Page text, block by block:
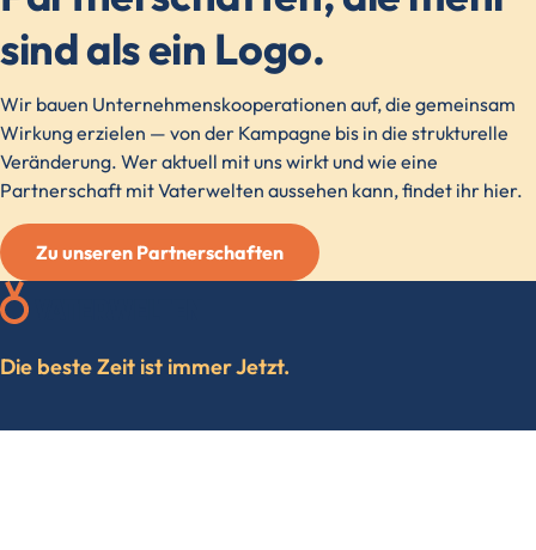
sind als ein Logo.
Wir bauen Unternehmenskooperationen auf, die gemeinsam
Wirkung erzielen — von der Kampagne bis in die strukturelle
Veränderung. Wer aktuell mit uns wirkt und wie eine
Partnerschaft mit Vaterwelten aussehen kann, findet ihr hier.
Zu unseren Partnerschaften
Die beste Zeit ist immer Jetzt.